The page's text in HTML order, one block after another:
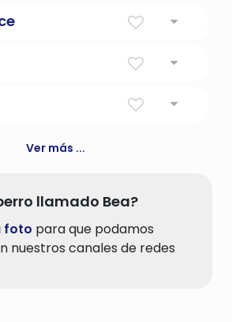
Ver más ...
llamado Bea?
foto para que podamos
nuestros canales de redes